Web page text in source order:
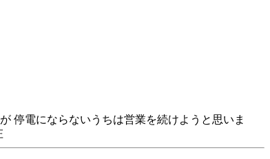
停電にならないうちは営業を続けようと思いま